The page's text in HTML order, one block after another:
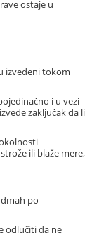
ostaje u
izvedeni tokom
i u vezi
zaključak da li
ili blaže mere,
po
odlučiti da ne